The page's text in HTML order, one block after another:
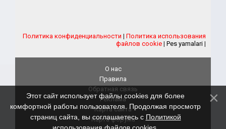
Политика конфиденциальности | Политика использования
файлов cookie | Pes yamalari |
О нас
Правила
Обратная связь
Реклама
Карта сайта
Карта форума
Этот сайт использует файлы cookies для более
комфортной работы пользователя. Продолжая просмотр
страниц сайта, вы соглашаетесь с Политикой